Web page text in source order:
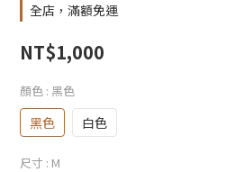
全店，滿額免運
NT$1,000
顏色 : 黑色
黑色 白色
尺寸 : M